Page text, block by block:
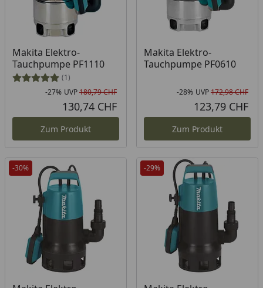
Makita Elektro-
Tauchpumpe PF1110
(1)
Rabatt in Prozent
-27%
Ursprünglicher Preis
UVP180,79 CHF
130,74 CHF
Zum Produkt
Makita Elektro-
Tauchpumpe PF0610
-28% UVP172,98 CHF
123,79 CHF
Zum Produkt
-30% -29%